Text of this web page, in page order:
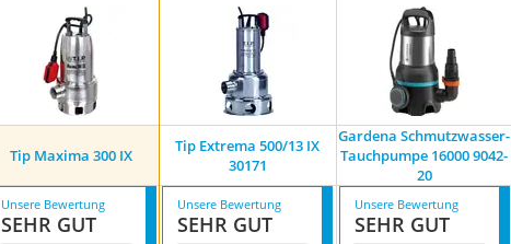
Tip Maxima 300 IX
Tip Extrema 500/13 IX
30171
Gardena Schmutzwasser-
Tauchpumpe 16000 9042-
20
Unsere Bewertung
SEHR GUT
Unsere Bewertung
SEHR GUT
Unsere Bewertung
SEHR GUT